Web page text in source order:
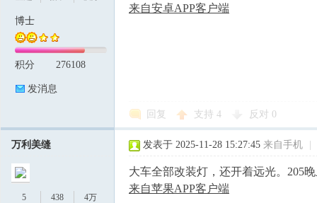
博士
积分 276108
发消息
来自安卓APP客户端
回复 支持 4 反对 0
万利美缝
5
438
4万
发表于 2025-11-28 15:27:45 来自手机
大车全部改装灯，还开着远光。205
来自苹果APP客户端